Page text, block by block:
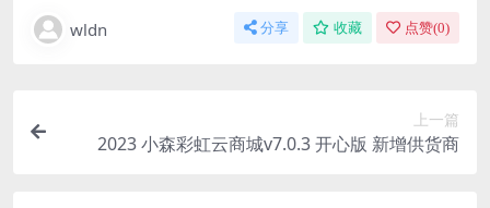
wldn 分享 收藏 点赞(0)
上一篇
2023 小森彩虹云商城v7.0.3 开心版 新增供货商